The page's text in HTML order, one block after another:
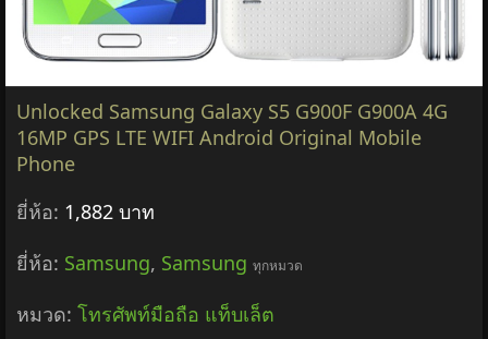
Unlocked Samsung Galaxy S5 G900F G900A 4G
16MP GPS LTE WIFI Android Original Mobile
Phone
ยี่ห้อ: 1,882 บาท
ยี่ห้อ: Samsung, Samsung ทุกหมวด
หมวด: โทรศัพท์มือถือ แท็บเล็ต